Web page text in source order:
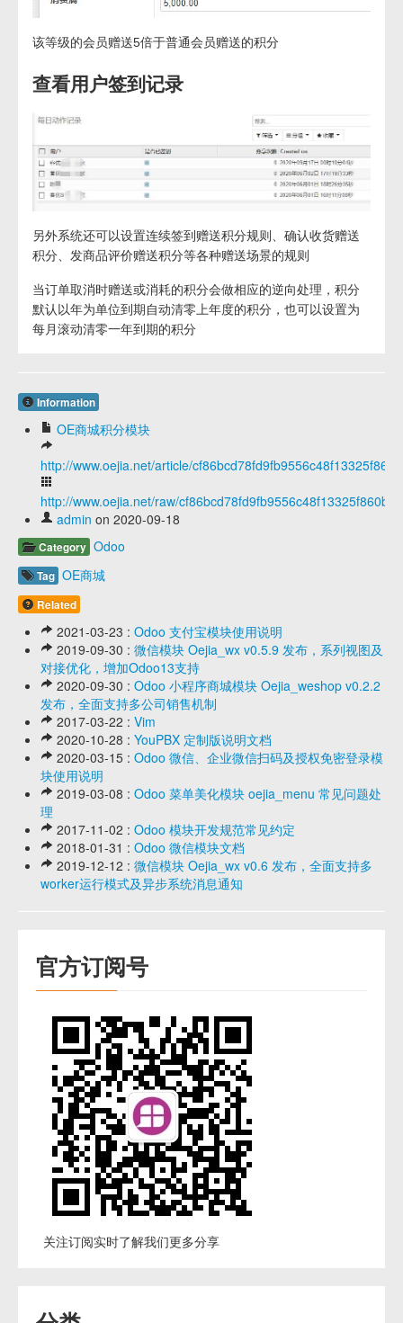
该等级的会员赠送5倍于普通会员赠送的积分
查看用户签到记录
另外系统还可以设置连续签到赠送积分规则、确认收货赠送
积分、发商品评价赠送积分等各种赠送场景的规则
当订单取消时赠送或消耗的积分会做相应的逆向处理，积分
默认以年为单位到期自动清零上年度的积分，也可以设置为
每月滚动清零一年到期的积分
Information
OE商城积分模块
http://www.oejia.net/article/cf86bcd78fd9fb9556c48f13325f860b
http://www.oejia.net/raw/cf86bcd78fd9fb9556c48f13325f860b
admin on 2020-09-18
Category Odoo
Tag OE商城
Related
2021-03-23 : Odoo 支付宝模块使用说明
2019-09-30 : 微信模块 Oejia_wx v0.5.9 发布，系列视图及
对接优化，增加Odoo13支持
2020-09-30 : Odoo 小程序商城模块 Oejia_weshop v0.2.2
发布，全面支持多公司销售机制
2017-03-22 : Vim
2020-10-28 : YouPBX 定制版说明文档
2020-03-15 : Odoo 微信、企业微信扫码及授权免密登录模
块使用说明
2019-03-08 : Odoo 菜单美化模块 oejia_menu 常见问题处
理
2017-11-02 : Odoo 模块开发规范常见约定
2018-01-31 : Odoo 微信模块文档
2019-12-12 : 微信模块 Oejia_wx v0.6 发布，全面支持多
worker运行模式及异步系统消息通知
官方订阅号
关注订阅实时了解我们更多分享